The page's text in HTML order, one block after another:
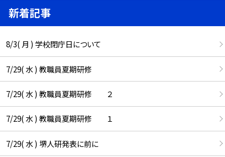
新着記事
8/3( 月 ) 学校閉庁日について
7/29( 水 ) 教職員夏期研修
7/29( 水 ) 教職員夏期研修 ２
7/29( 水 ) 教職員夏期研修 １
7/29( 水 ) 堺人研発表に前に